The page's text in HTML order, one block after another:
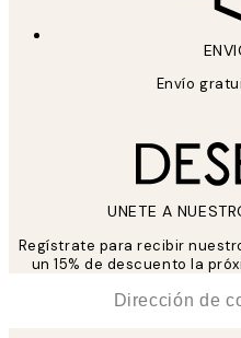
Envío
UNETE A
Regístrate para recibir
un 15% de descuento la